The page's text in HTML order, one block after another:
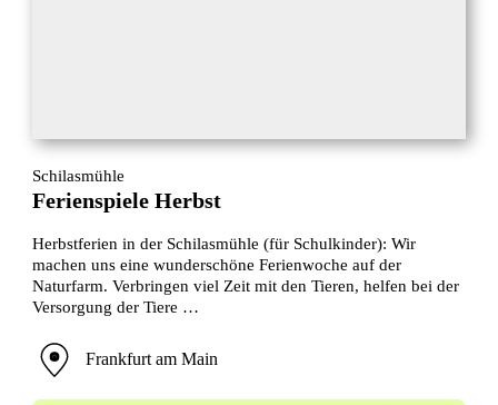
Schilasmühle
Ferienspiele Herbst
Herbstferien in der Schilasmühle (für Schulkinder): Wir
machen uns eine wunderschöne Ferienwoche auf der
Naturfarm. Verbringen viel Zeit mit den Tieren, helfen bei der
Versorgung der Tiere …
Frankfurt am Main